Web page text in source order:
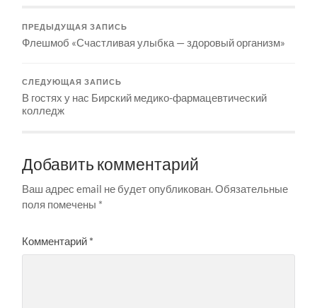
ПРЕДЫДУЩАЯ ЗАПИСЬ
Флешмоб «Счастливая улыбка — здоровый организм»
СЛЕДУЮЩАЯ ЗАПИСЬ
В гостях у нас Бирский медико-фармацевтический
колледж
Добавить комментарий
Ваш адрес email не будет опубликован.Обязательные
поля помечены *
Комментарий *